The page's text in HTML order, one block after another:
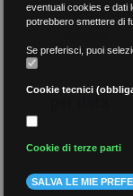
per data
eventuali cookies e dati
potrebbero smettere di
Se preferisci, puoi
Cookie tecnici
Cookie di terze parti
SALVA LE MIE